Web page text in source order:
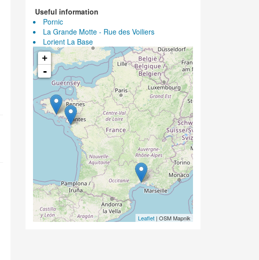
Useful information
Pornic
La Grande Motte - Rue des Voiliers
Lorient La Base
+
-
Leaflet | OSM Mapnik